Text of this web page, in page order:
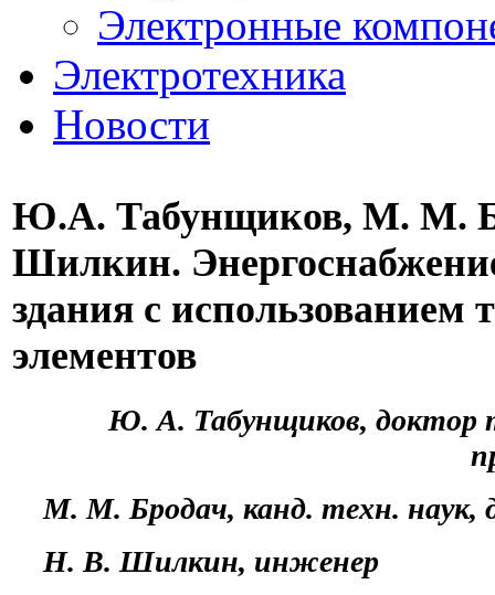
Электронные
Электротехника
Новости
Ю.А. Табунщиков, М. М.
Шилкин.
здания с использованием
элементов
Ю. А. Табунщиков, доктор
М. М. Бродач, канд. техн.
Н. В. Шилкин, инженер